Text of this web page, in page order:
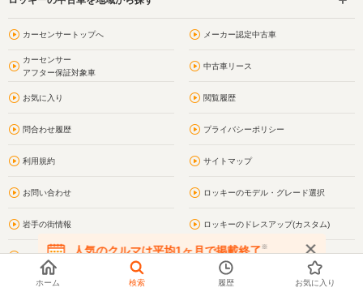
カーセンサートップへ メーカー認定中古車
カーセンサー
アフター保証対象車
中古車リース
お気に入り 閲覧履歴
問合わせ履歴 プライバシーポリシー
利用規約 サイトマップ
お問い合わせ ロッキーのモデル・グレード選択
岩手の街情報 ロッキーのドレスアップ(カスタム)
ロッキーの車買取・車査定人気のクルマは平均1ヶ月で掲載終了※
在庫が無くなる前にお問い合わせください
ホーム 検索 履歴 お気に入り